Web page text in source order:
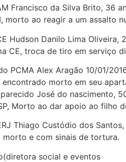
Francisco da Silva Brito, 36
morto ao reagir a um assalto
Hudson Danilo Lima
CE, troca de tiro em serviço
PCMA Alex Aragão 10/01/
encontrado morto em seu
José do nascimento,
Morto ao dar apoio ao filho
Thiago Custódio dos Santos,
morto e com sinais de tortura.
social e eventos